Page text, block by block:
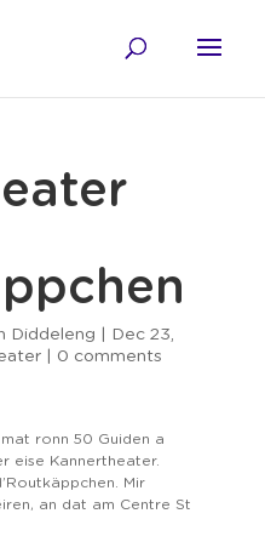
Diddeleng | Dec 23,
| 0 comments
ronn 50 Guiden a
eise Kannertheater.
Mir
an dat am Centre St